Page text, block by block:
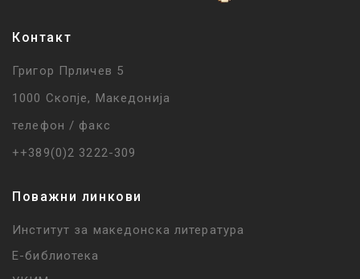
Контакт
Григор Прличев 5
1000 Скопје, Македонија
телефон / факс
++389(0)2 3222-309
Поважни линкови
Институт за македонска литература
Е-библиотека